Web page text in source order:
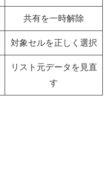
共有を一時解除
対象セルを正しく選択
リスト元データを見直
す